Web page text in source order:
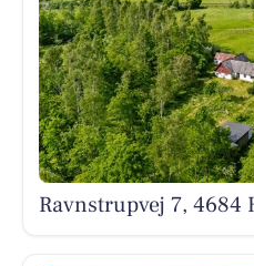
Ravnstrupvej 7, 4684